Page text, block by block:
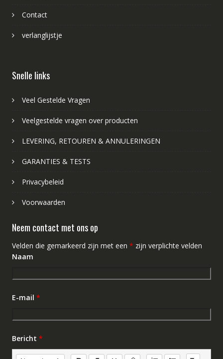
Contact
verlanglijstje
Snelle links
Veel Gestelde Vragen
Veelgestelde vragen over producten
LEVERING, RETOUREN & ANNULERINGEN
GARANTIES & TESTS
Privacybeleid
Voorwaarden
Neem contact met ons op
Velden die gemarkeerd zijn met een * zijn verplichte velden
Naam
E-mail *
Bericht *